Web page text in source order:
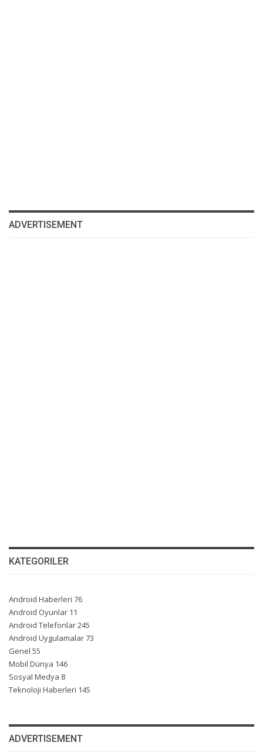
ADVERTISEMENT
KATEGORILER
Android Haberleri 76
Android Oyunlar 11
Android Telefonlar245
Android Uygulamalar73
Genel 55
Mobil Dünya 146
Sosyal Medya 8
Teknoloji Haberleri 145
ADVERTISEMENT